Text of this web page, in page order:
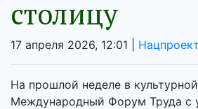
столицу
17 апреля 2026, 12:01 |
На прошлой неделе в
Международный Форум Труда с